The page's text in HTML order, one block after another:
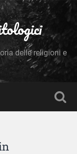
delle religioni e